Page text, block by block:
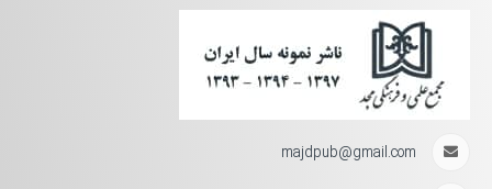
majdpub@gmail.com